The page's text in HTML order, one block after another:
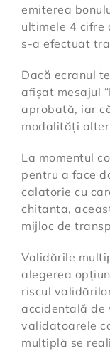
emiterea
ultimele 4 cifre
s-a efectuat
Dacă ecranul
afișat mesajul
aprobată, iar
modalități
La momentul
pentru a face
calatorie cu
chitanta,
mijloc de
Validările
alegerea
riscul
accidentală de
validatoarele
multiplă se